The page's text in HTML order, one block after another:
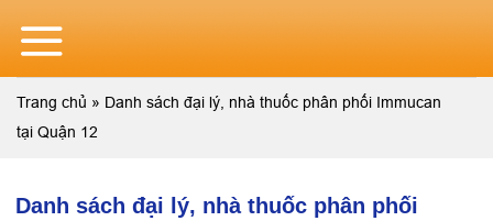
content
Trang chủ » Danh sách đại lý, nhà thuốc phân phối Immucan
tại Quận 12
Danh sách đại lý, nhà thuốc phân phối